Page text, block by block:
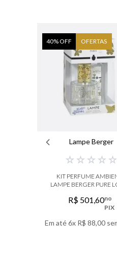
40% OFF OFERTAS
Lampe Berger
☆ ☆ ☆ ☆ ☆
KIT PERFUME
LAMPE BERGER PURE
R$ 501,60no
PIX
Em até6x R$ 88,00